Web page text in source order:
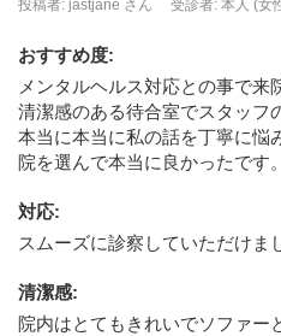
投稿者: jastjane さん
受診者: 本人 (女
おすすめ度:
メンタルヘルス対応との事で来
清潔感のある待合室でスタッフ
本当に本当に私の話を丁寧に悩
院を選んで本当に良かったです。
対応:
スムーズに診察していただけま
清潔感:
院内はとてもきれいでソファー